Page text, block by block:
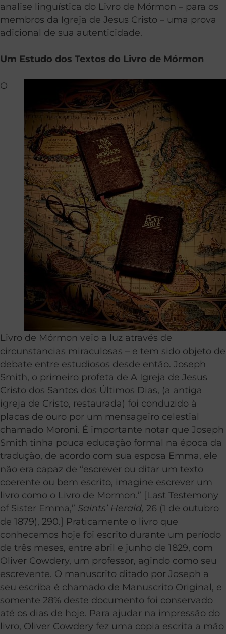
analise linguística do Livro de Mórmon – para os
membros da Igreja de Jesus Cristo – uma prova
adicional de sua autenticidade.
Um Estudo dos Textos do Livro de Mórmon
O
Livro de Mórmon veio a luz através de
circunstancias miraculosas – e tem sido objeto de
debate entre estudiosos desde então. Joseph
Smith, o primeiro profeta de A Igreja de Jesus
Cristo dos Santos dos Últimos Dias, (a antiga
igreja de Cristo, restaurada) foi conduzido à
placas de ouro por um mensageiro celestial
chamado Moroni. É importante notar que Joseph
Smith tinha pouca educação formal na época da
tradução, de acordo com sua esposa Emma, ele
não era capaz de “escrever ou ditar um texto
coerente ou bem escrito, imagine escrever um
livro como o Livro de Mormon.” [Last Testemony
of Sister Emma,” Saints’ Herald, 26 (1 de outubro
de 1879), 290.] Praticamente o livro que
conhecemos hoje foi escrito durante um período
de três meses, entre abril e junho de 1829, com
Oliver Cowdery, um professor, agindo como seu
escrevente. O manuscrito ditado por Joseph a
seu escriba é chamado de Manuscrito Original, e
somente 28% deste documento foi conservado
até os dias de hoje. Para ajudar na impressão do
livro, Oliver Cowdery fez uma copia escrita a mão